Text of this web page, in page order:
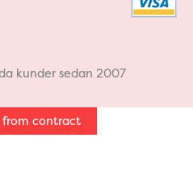
kunder sedan 2007
contract